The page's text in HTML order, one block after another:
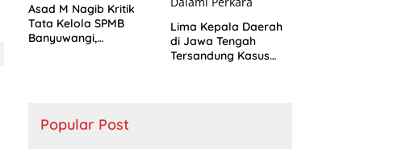
Asad M Nagib Kritik
Tata Kelola SPMB
Banyuwangi,
Lima Kepala Daerah
di Jawa Tengah
Tersandung Kasus
Popular Post